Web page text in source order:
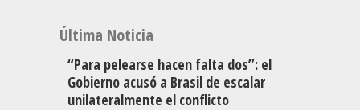
Última Noticia
“Para pelearse hacen falta dos”: el
Gobierno acusó a Brasil de escalar
unilateralmente el conflicto